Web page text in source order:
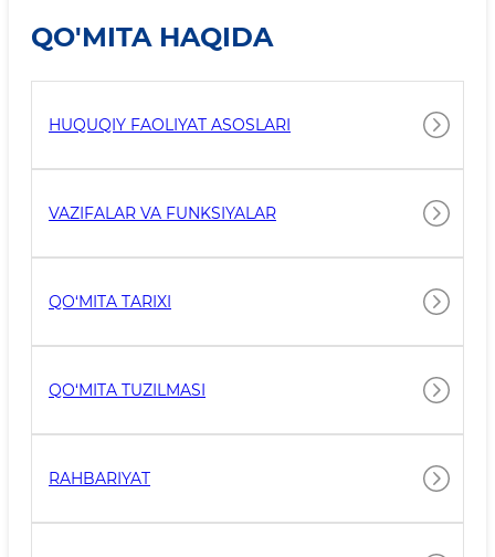
QO'MITA HAQIDA
HUQUQIY FAOLIYAT ASOSLARI
VAZIFALAR VA FUNKSIYALAR
QO‘MITA TARIXI
QO‘MITA TUZILMASI
RAHBARIYAT